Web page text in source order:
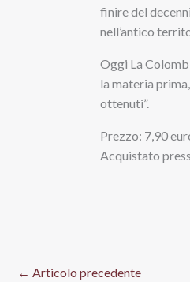
finire del
nell’antico
Oggi La
la materia
ottenuti”.
Prezzo: 7,90
Acquistato
← Articolo precedente